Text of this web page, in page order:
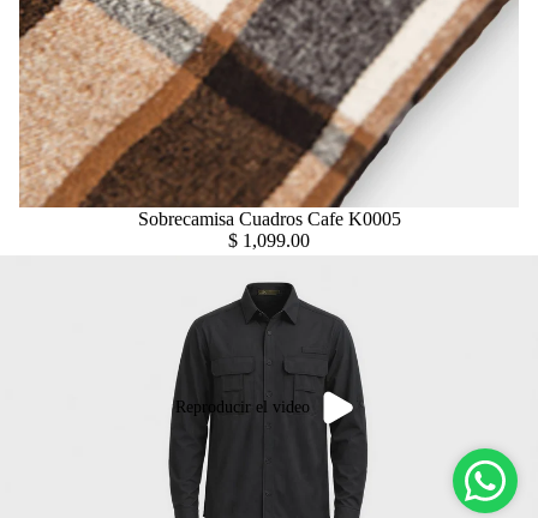
Sobrecamisa Cuadros Cafe K0005
$ 1,099.00
Reproducir el video